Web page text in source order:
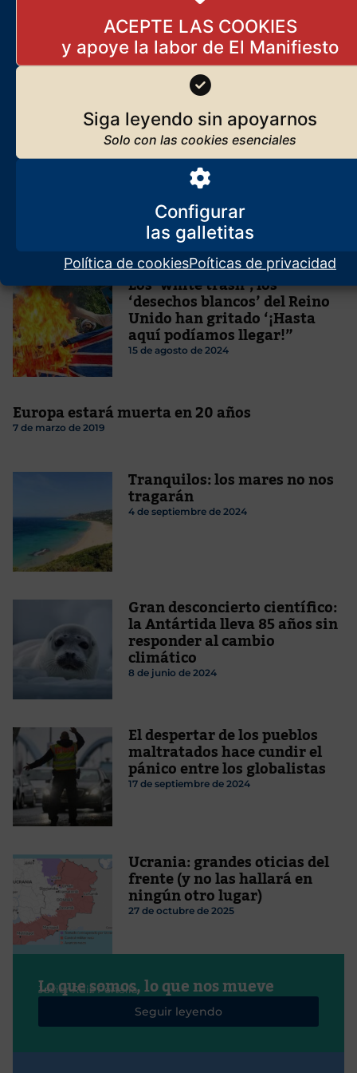
ACEPTE LAS COOKIES
Siga leyendo sin apoyarnos
Configurar
Política de cookiesPoíticas de privacidad
Trump ha pinchado el globo
de Eurasia
El sueño americano ya es el
sueño islámico
8 de noviembre de 2025
Los ‘white trash’, los
‘desechos blancos’ del Reino
Unido han gritado ‘¡Hasta
aquí podíamos llegar!”
15 de agosto de 2024
Europa estará muerta en 20 años
7 de marzo de 2019
Tranquilos: los mares no nos
tragarán
4 de septiembre de 2024
Gran desconcierto científico:
la Antártida lleva 85 años sin
responder al cambio
climático
8 de junio de 2024
El despertar de los pueblos
maltratados hace cundir el
pánico entre los globalistas
17 de septiembre de 2024
Ucrania: grandes oticias del
frente (y no las hallará en
ningún otro lugar)
27 de octubre de 2025
Lo que somos, lo que nos mueve
Javier Ruiz Portella
Seguir leyendo